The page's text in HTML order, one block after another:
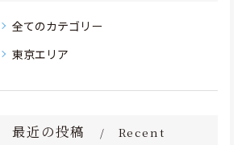
全てのカテゴリー
東京エリア
最近の投稿
Recent